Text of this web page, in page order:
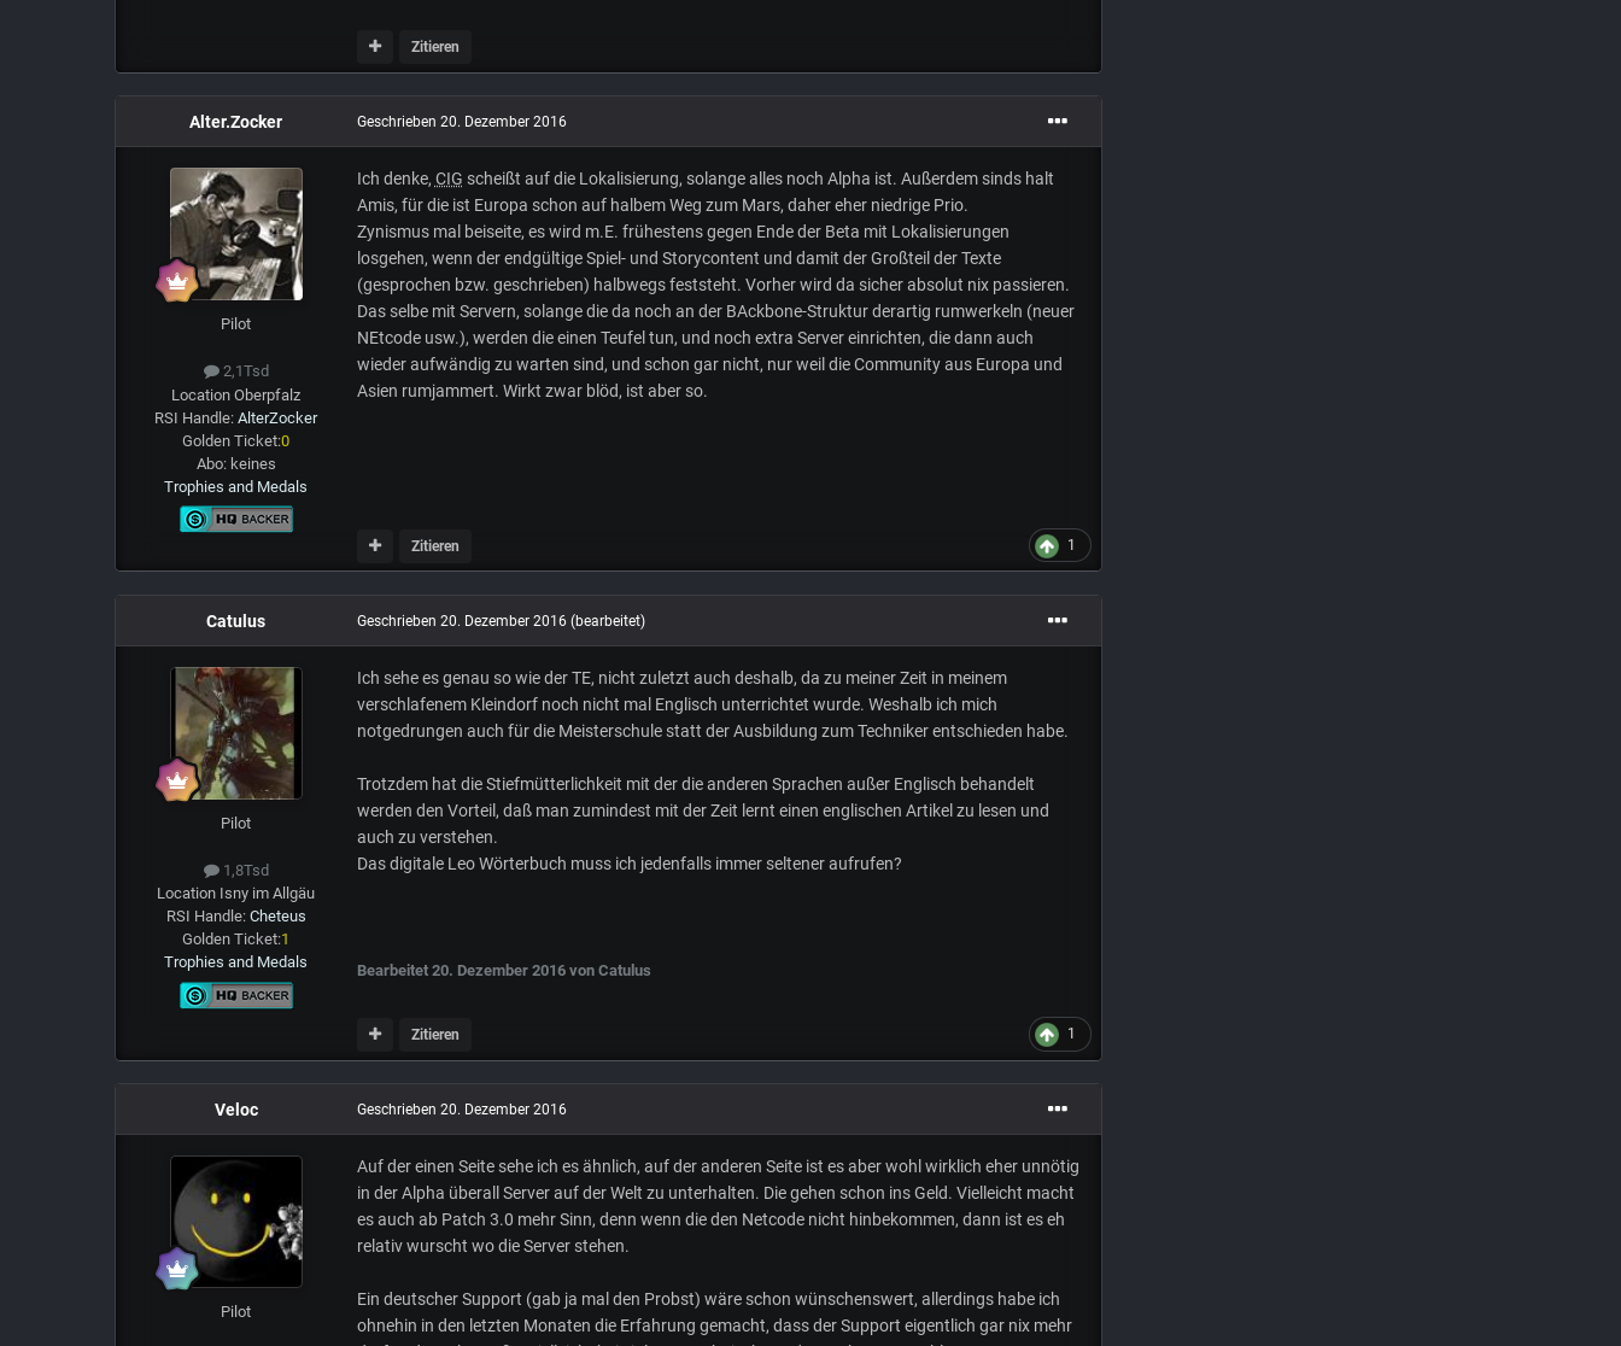
Zitieren
Alter.Zocker
Pilot
2,1Tsd
LocationOberpfalz
RSI Handle:AlterZocker
Golden Ticket:0
Abo: keines
Trophies and Medals
Geschrieben 20. Dezember 2016
Ich denke, CIG scheißt auf die Lokalisierung, solange alles noch Alpha ist. Außerdem sinds halt
Amis, für die ist Europa schon auf halbem Weg zum Mars, daher eher niedrige Prio.
Zynismus mal beiseite, es wird m.E. frühestens gegen Ende der Beta mit Lokalisierungen
losgehen, wenn der endgültige Spiel- und Storycontent und damit der Großteil der Texte
(gesprochen bzw. geschrieben) halbwegs feststeht. Vorher wird da sicher absolut nix passieren.
Das selbe mit Servern, solange die da noch an der BAckbone-Struktur derartig rumwerkeln (neuer
NEtcode usw.), werden die einen Teufel tun, und noch extra Server einrichten, die dann auch
wieder aufwändig zu warten sind, und schon gar nicht, nur weil die Community aus Europa und
Asien rumjammert. Wirkt zwar blöd, ist aber so.
1
Zitieren
Catulus
Pilot
1,8Tsd
Location Isny im Allgäu
RSI Handle: Cheteus
Golden Ticket:1
Trophies and Medals
Geschrieben 20. Dezember 2016 (bearbeitet)
Ich sehe es genau so wie der TE, nicht zuletzt auch deshalb, da zu meiner Zeit in meinem
verschlafenem Kleindorf noch nicht mal Englisch unterrichtet wurde. Weshalb ich mich
notgedrungen auch für die Meisterschule statt der Ausbildung zum Techniker entschieden habe.
Trotzdem hat die Stiefmütterlichkeit mit der die anderen Sprachen außer Englisch behandelt
werden den Vorteil, daß man zumindest mit der Zeit lernt einen englischen Artikel zu lesen und
auch zu verstehen.
Das digitale Leo Wörterbuch muss ich jedenfalls immer seltener aufrufen?
Bearbeitet 20. Dezember 2016von Catulus
1
Zitieren
Veloc
Pilot
Geschrieben 20. Dezember 2016
Auf der einen Seite sehe ich es ähnlich, auf der anderen Seite ist es aber wohl wirklich eher unnötig
in der Alpha überall Server auf der Welt zu unterhalten. Die gehen schon ins Geld. Vielleicht macht
es auch ab Patch 3.0 mehr Sinn, denn wenn die den Netcode nicht hinbekommen, dann ist es eh
relativ wurscht wo die Server stehen.
Ein deutscher Support (gab ja mal den Probst) wäre schon wünschenswert, allerdings habe ich
ohnehin in den letzten Monaten die Erfahrung gemacht, dass der Support eigentlich gar nix mehr